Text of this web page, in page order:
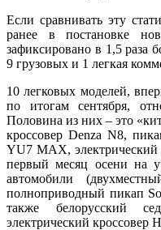
Если сравнивать эту
ранее в постановке
зафиксировано в 1,5 раза
9 грузовых и 1 легкая
10 легковых моделей,
по итогам сентября,
Половина из них – это
кроссовер Denza N8,
YU7 MAX,
первый месяц осени на
автомобили
полноприводный пикап
также белорусский
электрический кроссовер